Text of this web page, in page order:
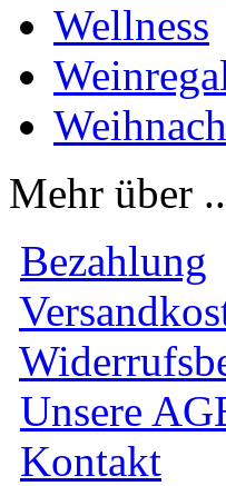
Wellness
Mehr über
Bezahlung
Unsere
Kontakt